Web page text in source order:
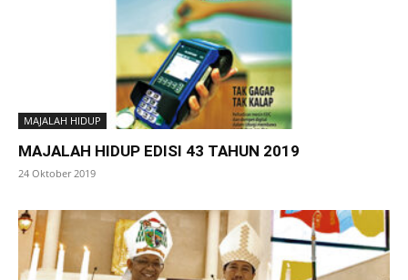
MAJALAH HIDUP
MAJALAH HIDUP EDISI 43 TAHUN 2019
24 Oktober 2019